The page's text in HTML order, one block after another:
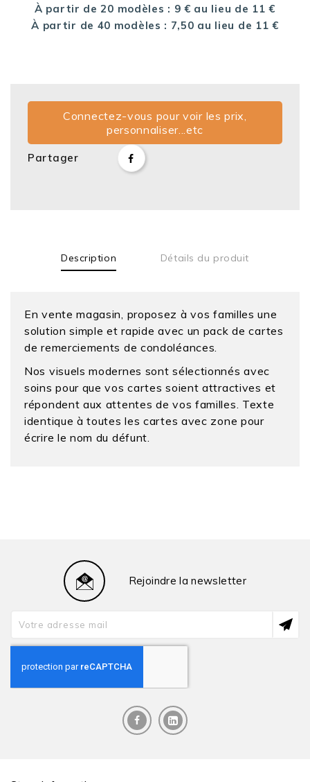
À partir de 20 modèles : 9 € au lieu de 11 €
À partir de 40 modèles : 7,50 au lieu de 11 €
Connectez-vous pour voir les prix,
personnaliser...etc
Partager
Description Détails du produit
En vente magasin, proposez à vos familles une
solution simple et rapide avec un pack de cartes
de remerciements de condoléances.
Nos visuels modernes sont sélectionnés avec
soins pour que vos cartes soient attractives et
répondent aux attentes de vos familles. Texte
identique à toutes les cartes avec zone pour
écrire le nom du défunt.
Rejoindre la newsletter